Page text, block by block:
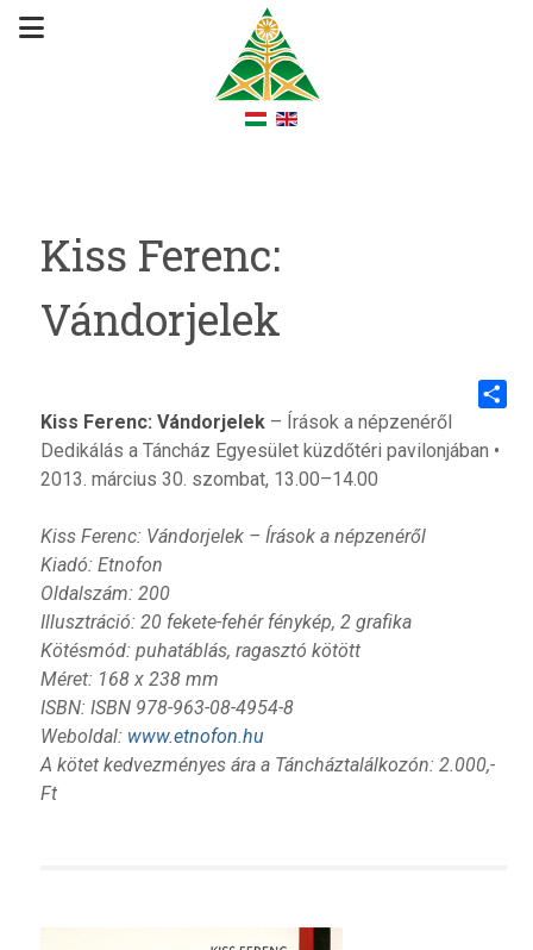
Kiss Ferenc:
Vándorjelek
Kiss Ferenc: Vándorjelek– Írások a népzenéről
Dedikálás a Táncház Egyesület küzdőtéri pavilonjában •
2013. március 30. szombat, 13.00–14.00
Kiss Ferenc: Vándorjelek – Írások a népzenéről
Kiadó: Etnofon
Oldalszám: 200
Illusztráció: 20 fekete-fehér fénykép, 2 grafika
Kötésmód: puhatáblás, ragasztó kötött
Méret: 168 x 238 mm
ISBN: ISBN 978-963-08-4954-8
Weboldal: www.etnofon.hu
A kötet kedvezményes ára a Táncháztalálkozón: 2.000,-
Ft